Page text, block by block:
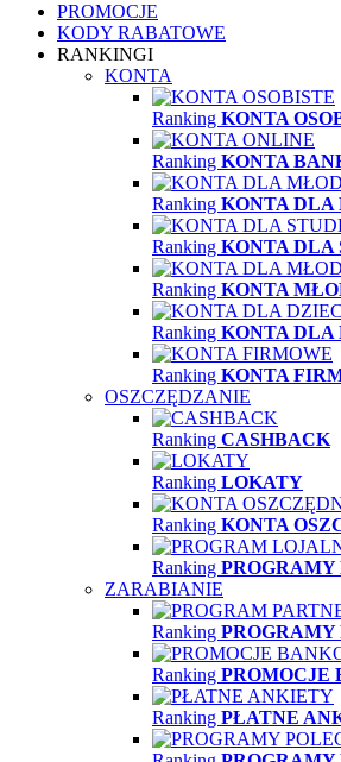
PROMOCJE
KODY RABATOWE
RANKINGI
KONTA
Ranking KONTA
Ranking KONTA
Ranking KONTA DLA
Ranking KONTA DLA
Ranking KONTA
Ranking KONTA DLA
Ranking KONTA
OSZCZĘDZANIE
Ranking CASHBACK
Ranking LOKATY
Ranking KONTA
Ranking
ZARABIANIE
Ranking PROGRAMY
Ranking PROMOCJE
Ranking PŁATNE